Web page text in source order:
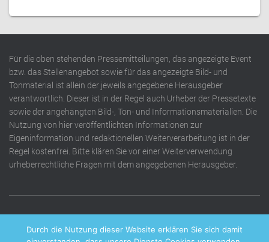
Für die oben stehenden Pressemitteilungen, das angezeigte Event
bzw. das Stellenangebot sowie für das angezeigte Bild- und
Tonmaterial ist allein der jeweils angegebene Herausgeber
verantwortlich. Dieser ist in der Regel auch Urheber der Pressetexte
sowie der angehängten Bild-, Ton- und Informationsmaterialien. Die
Nutzung von hier veröffentlichten Informationen zur
Eigeninformation und redaktionellen Weiterverarbeitung ist in der
Regel kostenfrei. Bitte klären Sie vor einer Weiterverwendung
urheberrechtliche Fragen mit dem angegebenen Herausgeber.
Durch die Nutzung dieser Website erklären Sie sich damit